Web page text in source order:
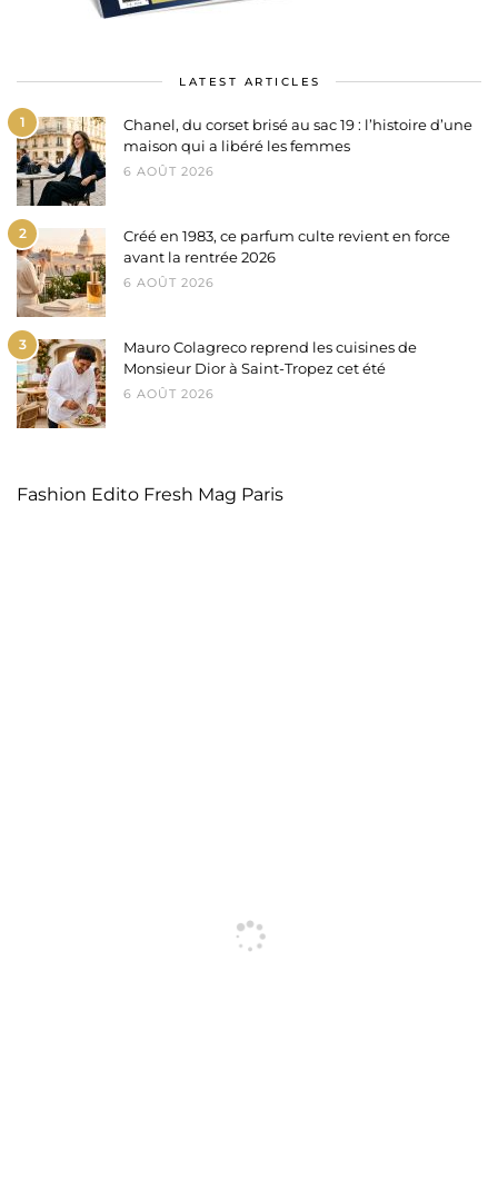
LATEST ARTICLES
1
Chanel, du corset brisé au sac 19 : l’histoire d’une
maison qui a libéré les femmes
6 AOÛT 2026
2
Créé en 1983, ce parfum culte revient en force
avant la rentrée 2026
6 AOÛT 2026
3
Mauro Colagreco reprend les cuisines de
Monsieur Dior à Saint-Tropez cet été
6 AOÛT 2026
Fashion Edito Fresh Mag Paris